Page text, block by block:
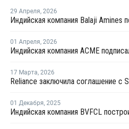
29 Апреля, 2026
01 Апреля, 2026
17 Марта, 2026
01 Декабря, 2025